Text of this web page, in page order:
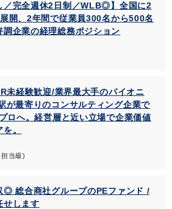
／完全週休2日制／WLB◎】全国に2
開、2年間で従業員300名から500名
調企業の経理総務ポジション
未経験歓迎/業界最大手のパイオニ
が最寄りのコンサルティング企業で
ロへ。経営層と近い立場で企業価値
。
当級)
◎ 総合商社グループのPEファンド /
せします